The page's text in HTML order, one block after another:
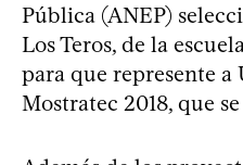
Pública (ANEP)
Los Teros, de la
para que represente a
Mostratec 2018, que